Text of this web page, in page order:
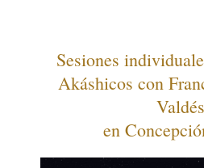
Sesiones
Akáshicos con
Valdés
en